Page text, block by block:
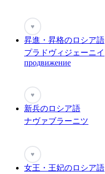
♥
昇進・昇格のロシア語
プラドヴィジェーニイ
продвижение
♥
新兵のロシア語
ナヴァブラーニツ
♥
女王・王妃のロシア語